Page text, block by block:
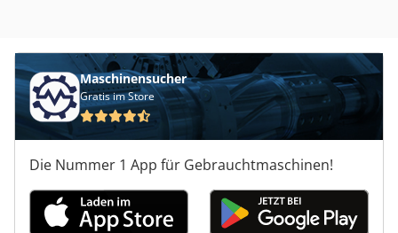
Maschinensucher
Gratis im Store
Die Nummer 1 App für Gebrauchtmaschinen!